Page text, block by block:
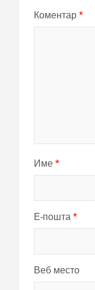
Коментар *
Име *
Е-пошта *
Веб место